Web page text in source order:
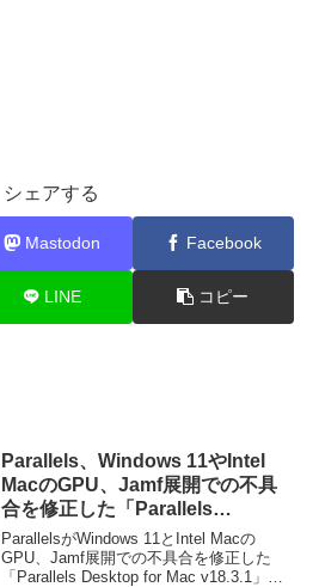
シェアする
Mastodon Facebook
LINE コピー
Parallels、Windows 11やIntel
MacのGPU、Jamf展開での不具
合を修正した「Parallels
Desktop for Mac v18.3.1」をリ
リース。
ParallelsがWindows 11とIntel Macの
GPU、Jamf展開での不具合を修正した
「Parallels Desktop for Mac v18.3.1」を